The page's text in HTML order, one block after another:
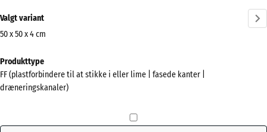
information
om
Vis
farvepalette
Valgt variant
50 x 50 x 4 cm
til
forsendelse
500
Produkttype
FF (plastforbindere til at stikke i eller lime | fasede kanter |
dræneringskanaler)